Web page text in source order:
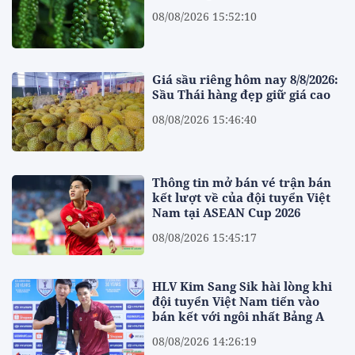
08/08/2026 15:52:10
Giá sầu riêng hôm nay 8/8/2026:
Sầu Thái hàng đẹp giữ giá cao
08/08/2026 15:46:40
Thông tin mở bán vé trận bán
kết lượt về của đội tuyển Việt
Nam tại ASEAN Cup 2026
08/08/2026 15:45:17
HLV Kim Sang Sik hài lòng khi
đội tuyển Việt Nam tiến vào
bán kết với ngôi nhất Bảng A
08/08/2026 14:26:19